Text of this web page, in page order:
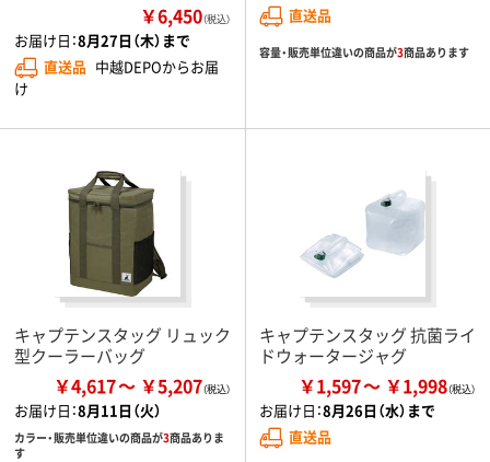
￥6,450（税込）
お届け日：8月27日（木）まで
直送品 中越DEPOからお届
け
直送品
容量・販売単位違いの商品が3商品あります
キャプテンスタッグ リュック
型クーラーバッグ
￥4,617 ￥5,207
お届け日：8月11日（火）
カラー・販売単位違いの商品が3商品ありま
す
キャプテンスタッグ 抗菌ライ
ドウォータージャグ
￥1,597 ￥1,998
お届け日：8月26日（水）まで
直送品